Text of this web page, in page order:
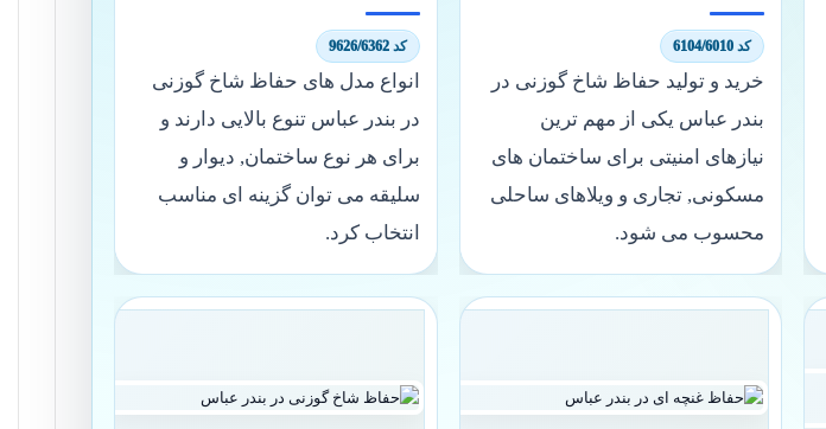
کد 6104/6010
خرید و تولید حفاظ شاخ گوزنی در
بندر عباس یکی از مهم ترین
نیازهای امنیتی برای ساختمان های
مسکونی, تجاری و ویلاهای ساحلی
محسوب می شود.
کد 9626/6362
انواع مدل های حفاظ شاخ گوزنی
در بندر عباس تنوع بالایی دارند و
برای هر نوع ساختمان, دیوار و
سلیقه می توان گزینه ای مناسب
انتخاب کرد.